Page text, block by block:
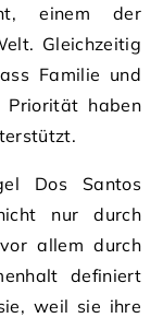
einem der
Gleichzeitig
Familie und
Priorität haben
Dos Santos
nur durch
allem durch
definiert
weil sie ihre